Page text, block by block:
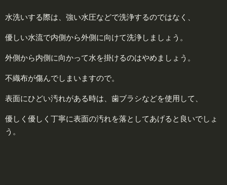
水洗いする際は、強い水圧などで洗浄するのではなく、
優しい水流で内側から外側に向けて洗浄しましょう。
外側から内側に向かって水を掛けるのはやめましょう。
不織布が傷んでしまいますので。
表面にひどい汚れがある時は、歯ブラシなどを使用して、
優しく優しく丁寧に表面の汚れを落としてあげると良いでしょ
う。